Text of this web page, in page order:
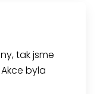
tak jsme
byla